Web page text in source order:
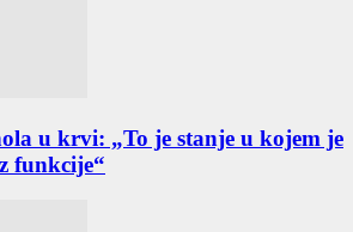
u krvi: „To je stanje u kojem je
funkcije“